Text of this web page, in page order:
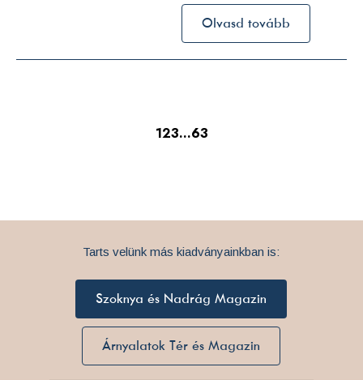
Olvasd tovább
123…63
Tarts velünk más kiadványainkban is:
Szoknya és Nadrág Magazin
Árnyalatok Tér és Magazin